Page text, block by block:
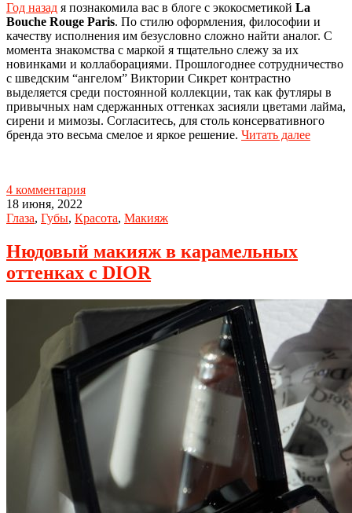
Год назад я познакомила вас в блоге с экокосметикой La
Bouche Rouge Paris. По стилю оформления, философии и
качеству исполнения им безусловно сложно найти аналог. С
момента знакомства с маркой я тщательно слежу за их
новинками и коллаборациями. Прошлогоднее сотрудничество
с шведским “ангелом” Виктории Сикрет контрастно
выделяется среди постоянной коллекции, так как футляры в
привычных нам сдержанных оттенках засияли цветами лайма,
сирени и мимозы. Согласитесь, для столь консервативного
бренда это весьма смелое и яркое решение. Читать далее
4 комментария
18 июня, 2022
Глаза, Губы, Красота, Макияж
Нюдовый макияж в карамельных
оттенках с DIOR